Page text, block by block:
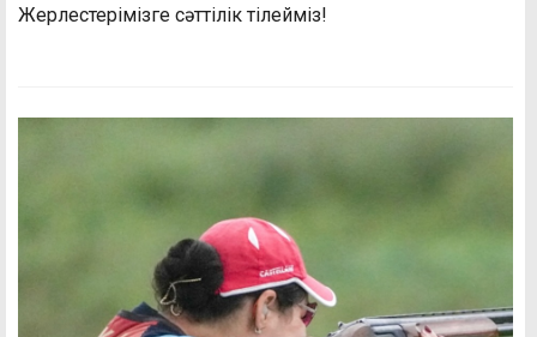
Жерлестерімізге сәттілік тілейміз!